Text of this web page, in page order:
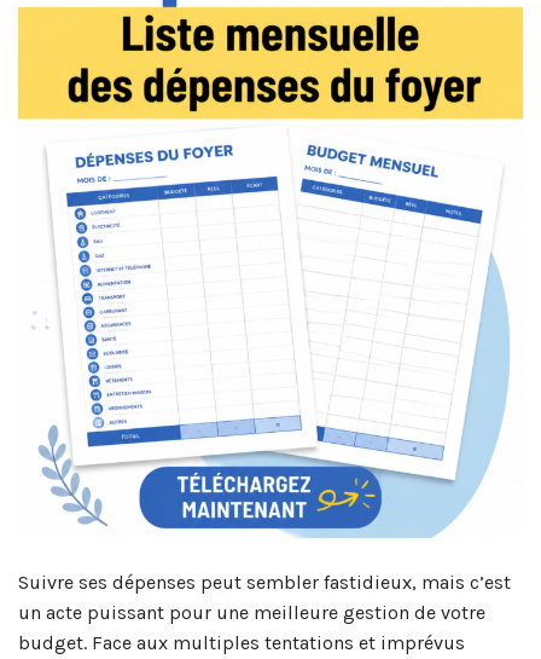
Suivre ses dépenses peut sembler fastidieux, mais c’est
un acte puissant pour une meilleure gestion de votre
budget. Face aux multiples tentations et imprévus